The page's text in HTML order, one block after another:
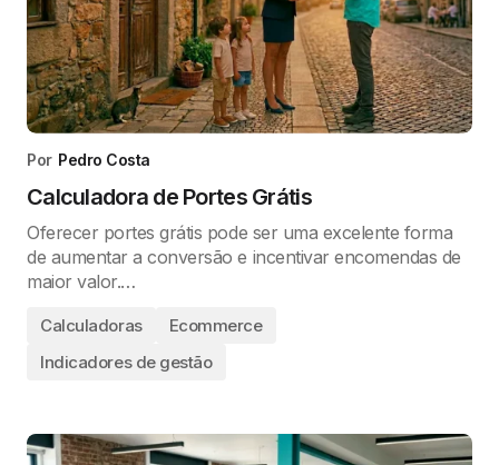
Por Pedro Costa
Calculadora de Portes Grátis
Oferecer portes grátis pode ser uma excelente forma
de aumentar a conversão e incentivar encomendas de
maior valor.…
Calculadoras
Ecommerce
Indicadores de gestão